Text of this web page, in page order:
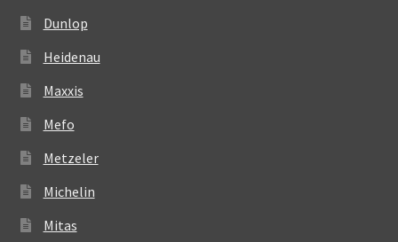
Dunlop
Heidenau
Maxxis
Mefo
Metzeler
Michelin
Mitas